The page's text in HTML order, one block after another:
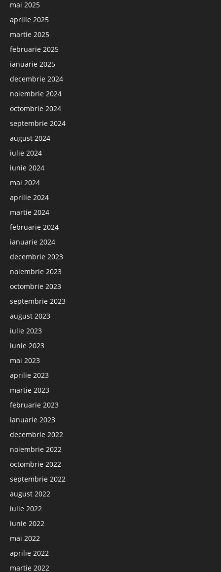
mai 2025
aprilie 2025
martie 2025
februarie 2025
ianuarie 2025
decembrie 2024
noiembrie 2024
octombrie 2024
septembrie 2024
august 2024
iulie 2024
iunie 2024
mai 2024
aprilie 2024
martie 2024
februarie 2024
ianuarie 2024
decembrie 2023
noiembrie 2023
octombrie 2023
septembrie 2023
august 2023
iulie 2023
iunie 2023
mai 2023
aprilie 2023
martie 2023
februarie 2023
ianuarie 2023
decembrie 2022
noiembrie 2022
octombrie 2022
septembrie 2022
august 2022
iulie 2022
iunie 2022
mai 2022
aprilie 2022
martie 2022